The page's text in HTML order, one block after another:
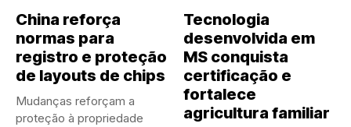
China reforça
normas para
registro e proteção
de layouts de chips
Mudanças reforçam a
proteção à propriedade
Tecnologia
desenvolvida em
MS conquista
certificação e
fortalece
agricultura familiar